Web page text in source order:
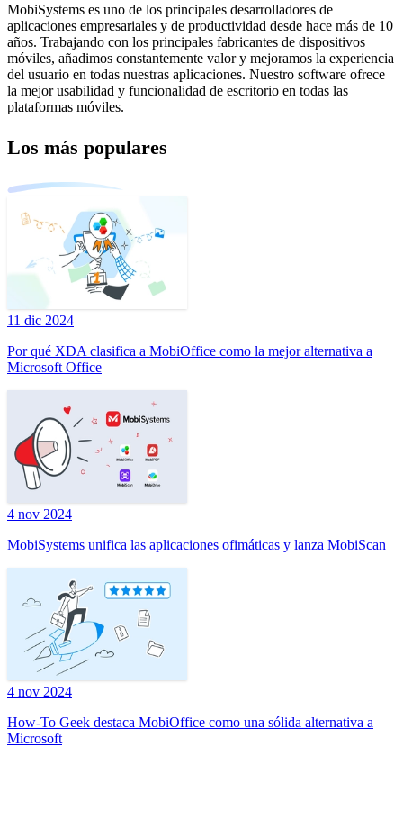
MobiSystems es uno de los principales desarrolladores de
aplicaciones empresariales y de productividad desde hace más de 10
años. Trabajando con los principales fabricantes de dispositivos
móviles, añadimos constantemente valor y mejoramos la experiencia
del usuario en todas nuestras aplicaciones. Nuestro software ofrece
la mejor usabilidad y funcionalidad de escritorio en todas las
plataformas móviles.
Los más populares
11 dic 2024
Por qué XDA clasifica a MobiOffice como la mejor alternativa a
Microsoft Office
4 nov 2024
MobiSystems unifica las aplicaciones ofimáticas y lanza MobiScan
4 nov 2024
How-To Geek destaca MobiOffice como una sólida alternativa a
Microsoft